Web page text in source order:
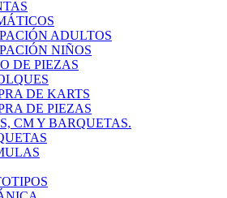
ADULTOS
NIÑOS
DE PIEZAS
DE KARTS
DE PIEZAS
CM Y BARQUETAS.